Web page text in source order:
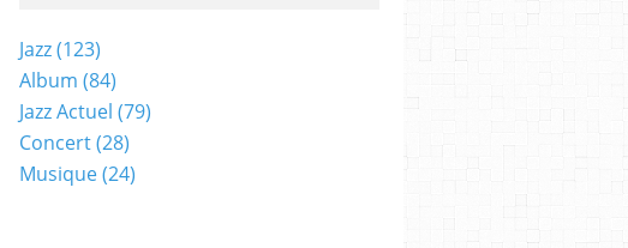
Jazz(123)
Album (84)
Jazz Actuel (79)
Concert(28)
Musique(24)